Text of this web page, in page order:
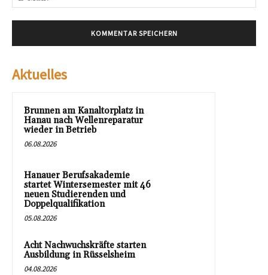
Aktuelles
Brunnen am Kanaltorplatz in
Hanau nach Wellenreparatur
wieder in Betrieb
06.08.2026
Hanauer Berufsakademie
startet Wintersemester mit 46
neuen Studierenden und
Doppelqualifikation
05.08.2026
Acht Nachwuchskräfte starten
Ausbildung in Rüsselsheim
04.08.2026